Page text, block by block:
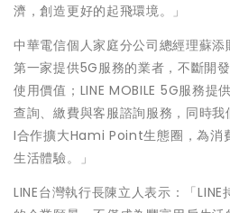
濟，創造更好的起飛環境。」
中華電信個人家庭分公司總經理蘇
第一家提供5G服務的業者，不斷開
使用價值；LINE MOBILE 5G服務提
查詢、繳費與客服諮詢服務，同時我
I合作擴大Hami Point生態圈，為消
生活體驗。」
LINE台灣執行長陳立人表示：「LINE